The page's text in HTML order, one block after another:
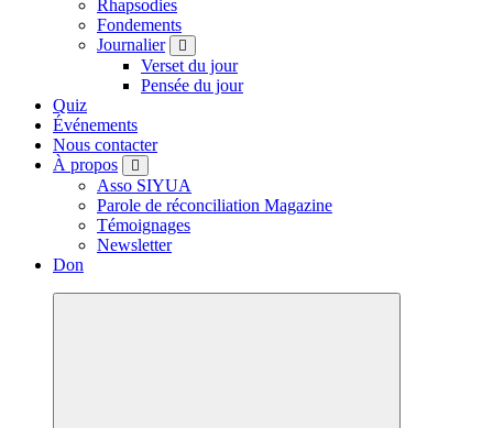
Rhapsodies
Fondements
Journalier
Verset du jour
Pensée du jour
Quiz
Événements
Nous contacter
À propos
Asso SIYUA
Parole de réconciliation Magazine
Témoignages
Newsletter
Don